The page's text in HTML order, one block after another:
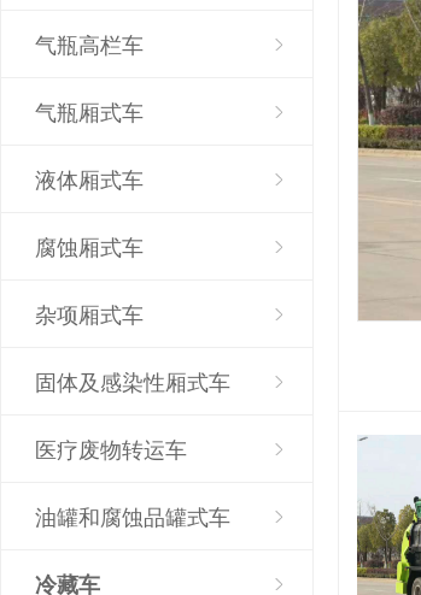
气瓶高栏车
气瓶厢式车
液体厢式车
腐蚀厢式车
杂项厢式车
固体及感染性厢式车
医疗废物转运车
油罐和腐蚀品罐式车
冷藏车